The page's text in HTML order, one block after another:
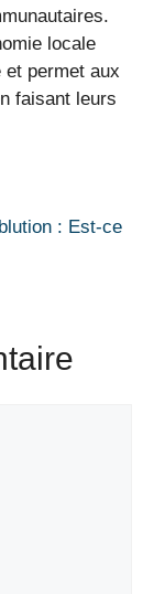
locale
et permet aux
faisant leurs
: Est-ce